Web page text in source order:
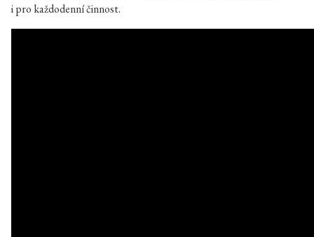
i pro každodenní činnost.